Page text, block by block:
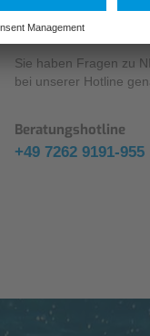
Service
Sie haben Fragen zu
bei unserer Hotline
Beratungshotline
+49 7262 9191-955